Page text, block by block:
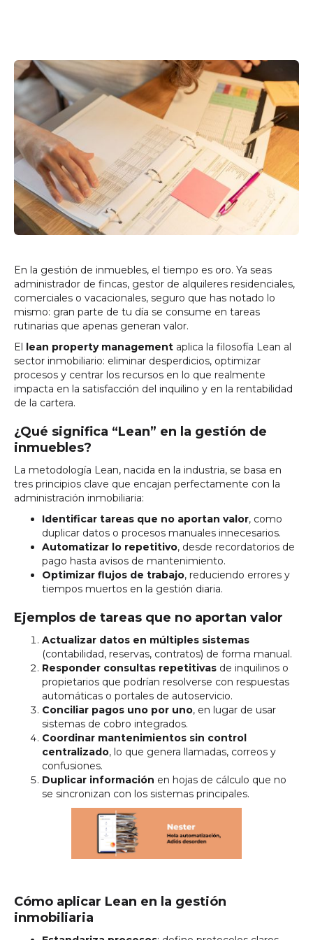
En la gestión de inmuebles, el tiempo es oro. Ya seas
administrador de fincas, gestor de alquileres residenciales,
comerciales o vacacionales, seguro que has notado lo
mismo: gran parte de tu día se consume en tareas
rutinarias que apenas generan valor.
El lean property management aplica la filosofía Lean al
sector inmobiliario: eliminar desperdicios, optimizar
procesos y centrar los recursos en lo que realmente
impacta en la satisfacción del inquilino y en la rentabilidad
de la cartera.
¿Qué significa “Lean” en la gestión de
inmuebles?
La metodología Lean, nacida en la industria, se basa en
tres principios clave que encajan perfectamente con la
administración inmobiliaria:
Identificar tareas que no aportan valor, como
duplicar datos o procesos manuales innecesarios.
Automatizar lo repetitivo, desde recordatorios de
pago hasta avisos de mantenimiento.
Optimizar flujos de trabajo, reduciendo errores y
tiempos muertos en la gestión diaria.
Ejemplos de tareas que no aportan valor
Actualizar datos en múltiples sistemas
(contabilidad, reservas, contratos) de forma manual.
Responder consultas repetitivas de inquilinos o
propietarios que podrían resolverse con respuestas
automáticas o portales de autoservicio.
Conciliar pagos uno por uno, en lugar de usar
sistemas de cobro integrados.
Coordinar mantenimientos sin control
centralizado, lo que genera llamadas, correos y
confusiones.
Duplicar información en hojas de cálculo que no
se sincronizan con los sistemas principales.
Cómo aplicar Lean en la gestión
inmobiliaria